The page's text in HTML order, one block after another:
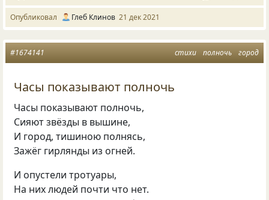
Опубликовал Глеб Клинов 21 дек 2021
стихи полночь город
#1674141
Часы показывают полночь
Часы показывают полночь,
Сияют звёзды в вышине,
И город, тишиною полнясь,
Зажёг гирлянды из огней.
И опустели тротуары,
На них людей почти что нет.